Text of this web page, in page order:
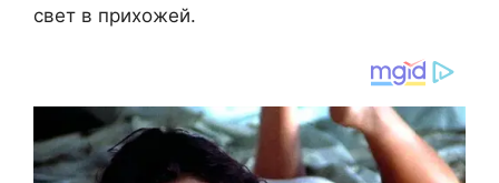
свет в прихожей.